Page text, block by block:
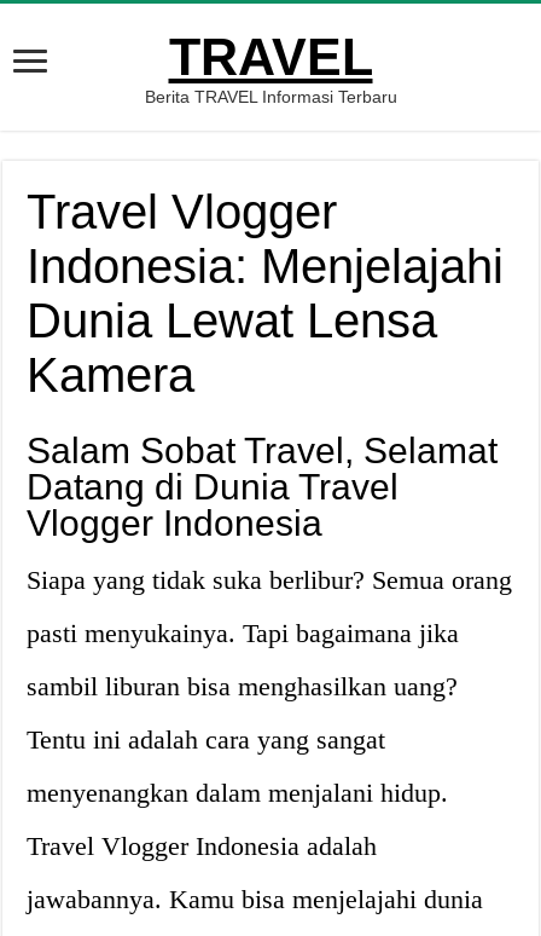
TRAVEL
Berita TRAVEL Informasi Terbaru
Travel Vlogger
Indonesia: Menjelajahi
Dunia Lewat Lensa
Kamera
Salam Sobat Travel, Selamat
Datang di Dunia Travel
Vlogger Indonesia
Siapa yang tidak suka berlibur? Semua orang
pasti menyukainya. Tapi bagaimana jika
sambil liburan bisa menghasilkan uang?
Tentu ini adalah cara yang sangat
menyenangkan dalam menjalani hidup.
Travel Vlogger Indonesia adalah
jawabannya. Kamu bisa menjelajahi dunia